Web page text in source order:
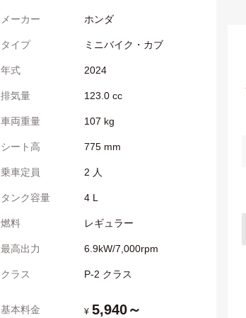
メーカー ホンダ
タイプ ミニバイク・カブ
年式 2024
排気量 123.0 cc
車両重量 107 kg
シート高 775 mm
乗車定員 2 人
タンク容量 4 L
燃料 レギュラー
最高出力 6.9kW/7,000rpm
クラス P-2 クラス
基本料金 ¥ 5,940～